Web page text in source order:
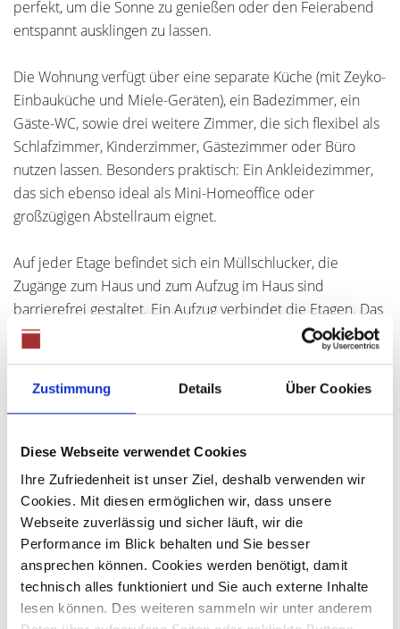
Zustimmung Details Über Cookies
Diese Webseite verwendet Cookies
Ihre Zufriedenheit ist unser Ziel, deshalb verwenden wir
Cookies. Mit diesen ermöglichen wir, dass unsere
Webseite zuverlässig und sicher läuft, wir die
Performance im Blick behalten und Sie besser
ansprechen können. Cookies werden benötigt, damit
technisch alles funktioniert und Sie auch externe Inhalte
lesen können. Des weiteren sammeln wir unter anderem
perfekt, um die Sonne zu genießen oder den Feierabend
entspannt ausklingen zu lassen.
Die Wohnung verfügt über eine separate Küche (mit Zeyko-
Einbauküche und Miele-Geräten), ein Badezimmer, ein
Gäste-WC, sowie drei weitere Zimmer, die sich flexibel als
Schlafzimmer, Kinderzimmer, Gästezimmer oder Büro
nutzen lassen. Besonders praktisch: Ein Ankleidezimmer,
das sich ebenso ideal als Mini-Homeoffice oder
großzügigen Abstellraum eignet.
Auf jeder Etage befindet sich ein Müllschlucker, die
Zugänge zum Haus und zum Aufzug im Haus sind
barrierefrei gestaltet. Ein Aufzug verbindet die Etagen. Das
Haus ist sehr solide gebaut und top in Schuss, kürzlich
wurde erst die Fassade gestrichen. Die Hausverwaltung
und der Hausmeisterdienst achten auf ein gepflegtes
Umfeld. Die Wohnung ist eingebettet zwischen anderen
sind extrem niedrig.
Die gelungene Kombination aus komfortabler Ausstattung
und vielseitigen Nutzungsmöglichkeiten macht diese
Wohnung zu einem idealen Zuhause für Familien, Paare
oder alle, die großzügiges Wohnen im Zentrum von Neusäß
schätzen.
Herrlich auch der Ausblick von der Loggia und dem